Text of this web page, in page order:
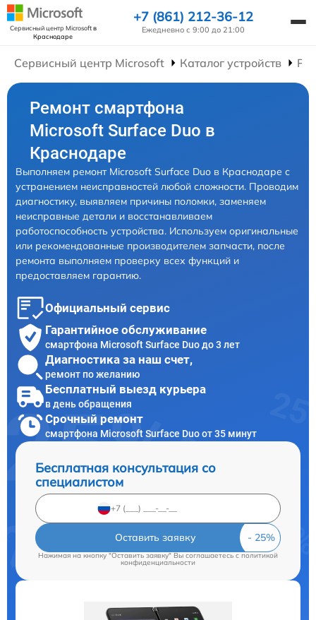
Сервисный центр Microsoftв
Краснодаре
+7 (861) 212-36-12
Ежедневно с 9:00 до 21:00
Сервисный центр Microsoft Каталог устройств
Ремонт смартфона
Microsoft Surface Duo в
Краснодаре
Выполняем ремонт Microsoft Surface Duo в Краснодаре с
устранением неисправностей любой сложности. Проводим
диагностику, выявляем причины поломки, заменяем
неисправные детали и восстанавливаем
работоспособность устройства. Используем оригинальные
или рекомендованные производителем запчасти, после
ремонта выполняем проверку всех функций и
предоставляем гарантию.
Официальный сервис
Гарантийное обслуживание
смартфона Microsoft Surface Duo до 3 лет
Диагностика за наш счет,
ремонт по желанию
Бесплатный выезд курьера
в день обращения
Срочный ремонт
смартфона Microsoft Surface Duo от 35 минут
Бесплатная консультация со
специалистом
Оставить заявку
Нажимая на кнопку "Оставить заявку" Вы соглашаетесь cполитикой
конфиденциальности